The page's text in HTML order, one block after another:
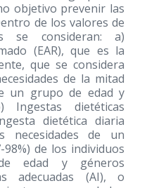
objetivo prevenir las
de los valores de
se consideran: a)
(EAR), que es la
que se considera
de la mitad
un grupo de edad y
Ingestas dietéticas
dietética diaria
necesidades de un
de los individuos
edad y géneros
adecuadas (AI), o